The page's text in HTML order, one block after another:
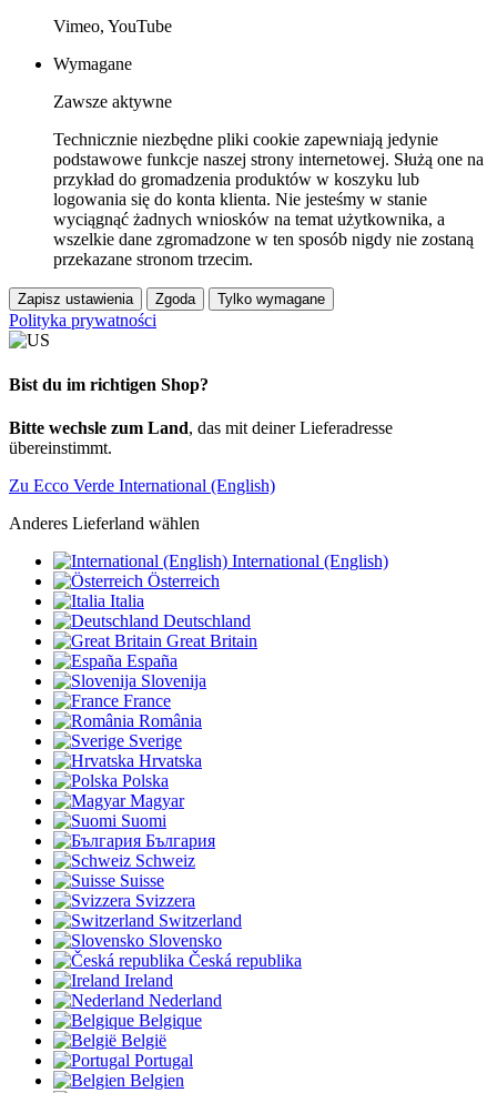
Vimeo, YouTube
Wymagane
Zawsze aktywne
Technicznie niezbędne pliki cookie zapewniają jedynie
podstawowe funkcje naszej strony internetowej. Służą one na
przykład do gromadzenia produktów w koszyku lub
logowania się do konta klienta. Nie jesteśmy w stanie
wyciągnąć żadnych wniosków na temat użytkownika, a
wszelkie dane zgromadzone w ten sposób nigdy nie zostaną
przekazane stronom trzecim.
Zapisz ustawienia Zgoda Tylko wymagane
Polityka prywatności
Bist du im richtigen Shop?
Bitte wechsle zum Land, das mit deiner Lieferadresse
übereinstimmt.
Zu Ecco Verde International (English)
Anderes Lieferland wählen
International (English)
Österreich
Italia
Deutschland
Great Britain
España
Slovenija
France
România
Sverige
Hrvatska
Polska
Magyar
Suomi
България
Schweiz
Suisse
Svizzera
Switzerland
Slovensko
Česká republika
Ireland
Nederland
Belgique
België
Portugal
Belgien